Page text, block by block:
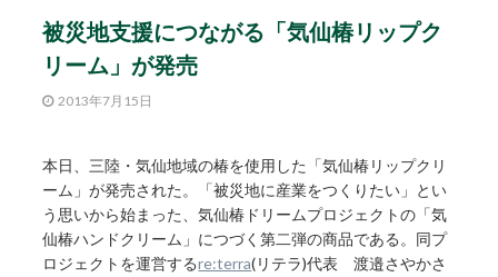
被災地支援につながる「気仙椿リップク
リーム」が発売
2013年7月15日
本日、三陸・気仙地域の椿を使用した「気仙椿リップクリ
ーム」が発売された。「被災地に産業をつくりたい」とい
う思いから始まった、気仙椿ドリームプロジェクトの「気
仙椿ハンドクリーム」につづく第二弾の商品である。同プ
ロジェクトを運営するre:terra(リテラ)代表 渡邉さやかさ